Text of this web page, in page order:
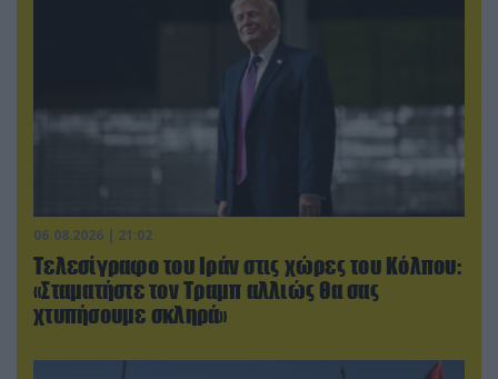
06.08.2026 | 21:02
Τελεσίγραφο του Ιράν στις χώρες του Κόλπου:
«Σταματήστε τον Τραμπ αλλιώς θα σας
χτυπήσουμε σκληρά»